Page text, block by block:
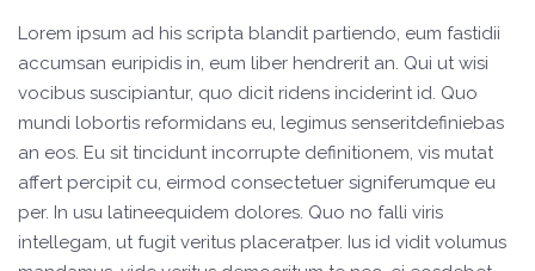
Lorem ipsum ad his scripta blandit partiendo, eum fastidii
accumsan euripidis in, eum liber hendrerit an. Qui ut wisi
vocibus suscipiantur, quo dicit ridens inciderint id. Quo
mundi lobortis reformidans eu, legimus senseritdefiniebas
an eos. Eu sit tincidunt incorrupte definitionem, vis mutat
affert percipit cu, eirmod consectetuer signiferumque eu
per. In usu latineequidem dolores. Quo no falli viris
intellegam, ut fugit veritus placeratper. Ius id vidit volumus